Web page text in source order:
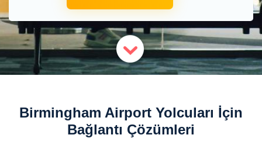
Birmingham Airport Yolcuları İçin
Bağlantı Çözümleri